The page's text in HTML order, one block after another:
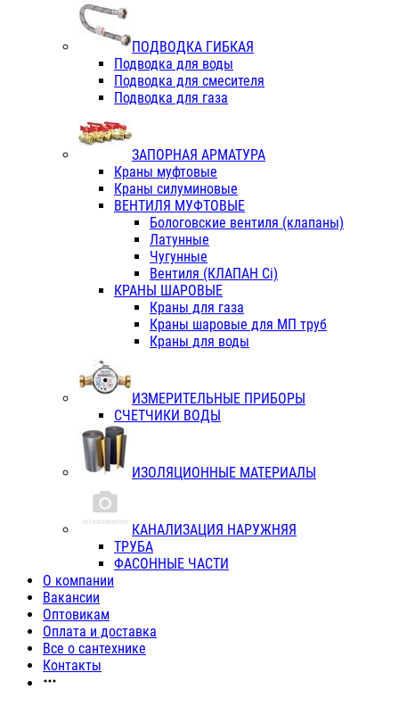
ПОДВОДКА ГИБКАЯ
Подводка для воды
Подводка для смесителя
Подводка для газа
ЗАПОРНАЯ АРМАТУРА
Краны муфтовые
Краны силуминовые
ВЕНТИЛЯ МУФТОВЫЕ
Бологовские вентиля (клапаны)
Латунные
Чугунные
Вентиля (КЛАПАН Сi)
КРАНЫ ШАРОВЫЕ
Краны для газа
Краны шаровые для МП труб
Краны для воды
ИЗМЕРИТЕЛЬНЫЕ ПРИБОРЫ
СЧЕТЧИКИ ВОДЫ
ИЗОЛЯЦИОННЫЕ МАТЕРИАЛЫ
КАНАЛИЗАЦИЯ НАРУЖНЯЯ
ТРУБА
ФАСОННЫЕ ЧАСТИ
О компании
Вакансии
Оптовикам
Оплата и доставка
Все о сантехнике
Контакты